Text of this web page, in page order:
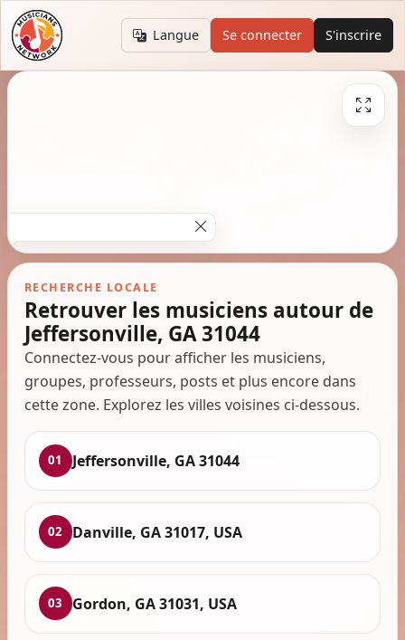
Langue Se connecter S'inscrire
RECHERCHE LOCALE
Retrouver les musiciens autour de
Jeffersonville, GA 31044
Connectez-vous pour afficher les musiciens,
groupes, professeurs, posts et plus encore dans
cette zone. Explorez les villes voisines ci-dessous.
01 Jeffersonville, GA 31044
02 Danville, GA 31017, USA
03 Gordon, GA 31031, USA